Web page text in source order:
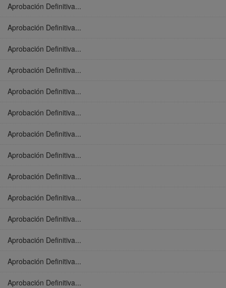
Aprobación Definitiva...
Aprobación Definitiva...
Aprobación Definitiva...
Aprobación Definitiva...
Aprobación Definitiva...
Aprobación Definitiva...
Aprobación Definitiva...
Aprobación Definitiva...
Aprobación Definitiva...
Aprobación Definitiva...
Aprobación Definitiva...
Aprobación Definitiva...
Aprobación Definitiva...
Aprobación Definitiva...